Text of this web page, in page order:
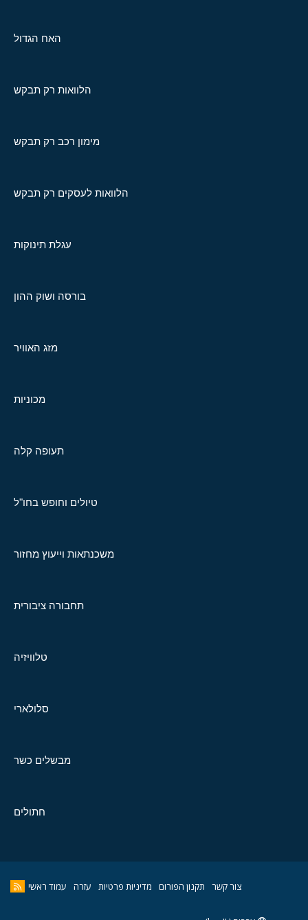
האח הגדול
הלוואות רק תבקש
מימון רכב רק תבקש
הלוואות לעסקים רק תבקש
עגלת תינוקות
בורסה ושוק ההון
מזג האוויר
מכוניות
תעופה קלה
טיולים וחופש בחו"ל
משכנתאות וייעוץ מחזור
תחבורה ציבורית
טלוויזיה
סלולארי
מבשלים כשר
חתולים
צור קשר תקנון הפורום מדיניות פרטיות עזרה עמוד ראשי